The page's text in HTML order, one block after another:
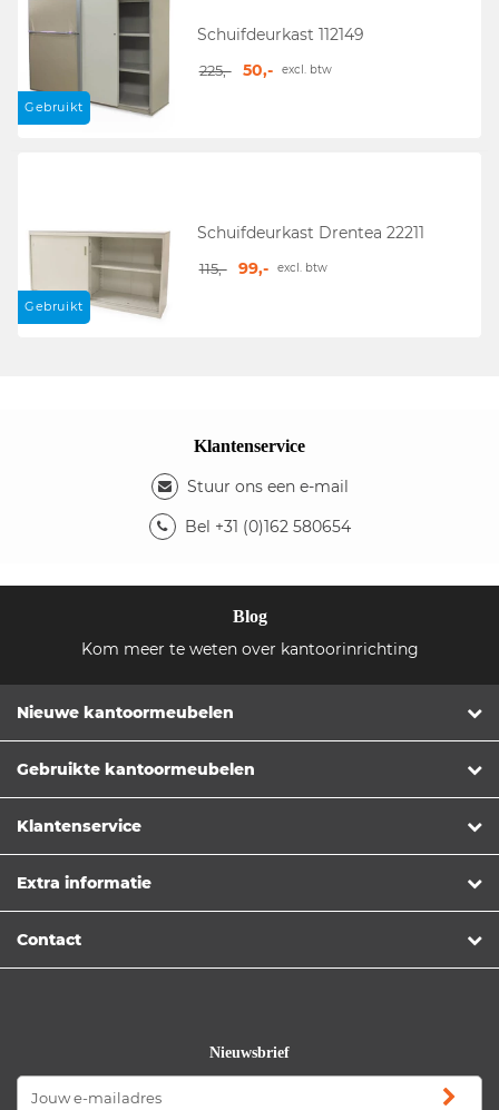
Gebruikt
Schuifdeurkast 112149
225,- 50,- excl. btw
Gebruikt
Schuifdeurkast Drentea 22211
115,- 99,- excl. btw
Klantenservice
Stuur ons een e-mail
Bel +31 (0)162 580654
Blog
Kom meer te weten over kantoorinrichting
Nieuwe kantoormeubelen
Gebruikte kantoormeubelen
Klantenservice
Extra informatie
Contact
Nieuwsbrief